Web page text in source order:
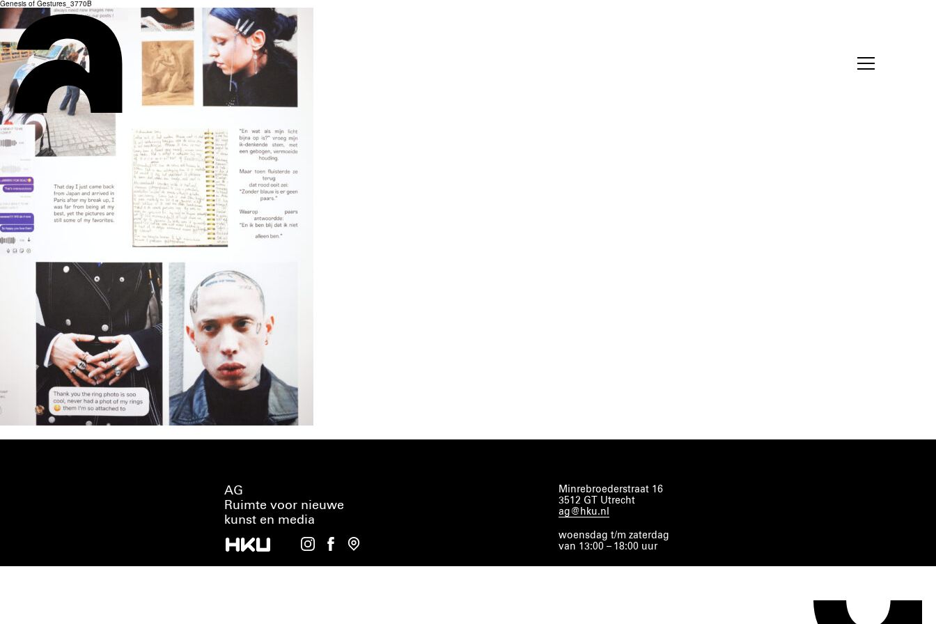
Genesis of Gestures_3770B
AG
Ruimte voor nieuwe
kunst en media
Minrebroederstraat 16
3512 GT Utrecht
ag@hku.nl
woensdag t/m zaterdag
van 13:00 – 18:00 uur